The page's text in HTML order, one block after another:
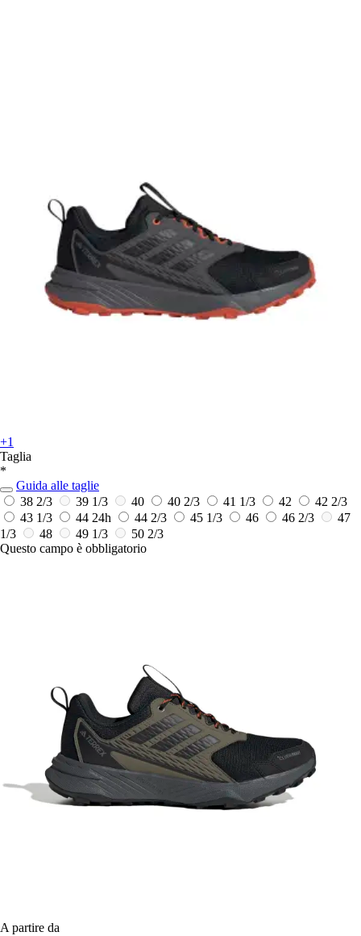
+1
Taglia
*
Guida alle taglie
38 2/3
39 1/3 40 40 2/3 41 1/3 42
42 2/3
43 1/3
44 24h 44 2/3 45 1/3 46 46 2/3
47
1/3
48 49 1/3
50 2/3
Questo campo è obbligatorio
A partire da